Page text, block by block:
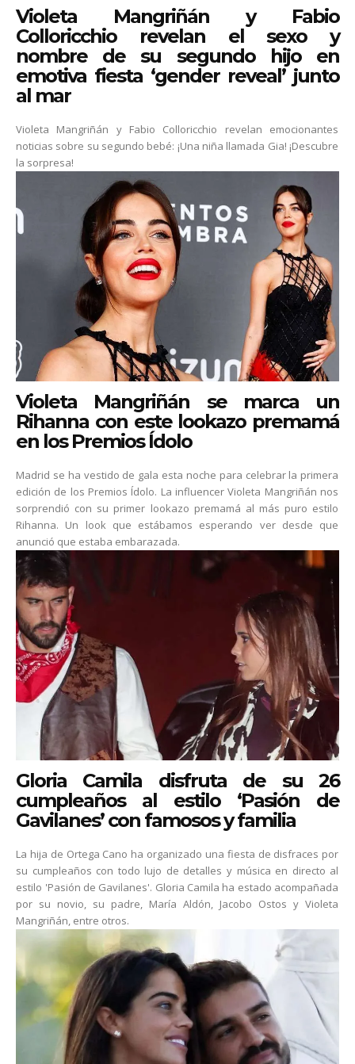
Violeta Mangriñán y Fabio
Colloricchio revelan el sexo y
nombre de su segundo hijo en
emotiva fiesta ‘gender reveal’ junto
al mar
Violeta Mangriñán y Fabio Colloricchio revelan emocionantes
noticias sobre su segundo bebé: ¡Una niña llamada Gia! ¡Descubre
la sorpresa!
Violeta Mangriñán se marca un
Rihanna con este lookazo premamá
en los Premios Ídolo
Madrid se ha vestido de gala esta noche para celebrar la primera
edición de los Premios Ídolo. La influencer Violeta Mangriñán nos
sorprendió con su primer lookazo premamá al más puro estilo
Rihanna. Un look que estábamos esperando ver desde que
anunció que estaba embarazada.
Gloria Camila disfruta de su 26
cumpleaños al estilo ‘Pasión de
Gavilanes’ con famosos y familia
La hija de Ortega Cano ha organizado una fiesta de disfraces por
su cumpleaños con todo lujo de detalles y música en directo al
estilo 'Pasión de Gavilanes'. Gloria Camila ha estado acompañada
por su novio, su padre, María Aldón, Jacobo Ostos y Violeta
Mangriñán, entre otros.